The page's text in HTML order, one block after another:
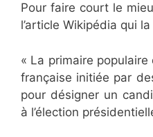
Pour faire court le
l’article Wikipédia qui
« La primaire
française initiée par
pour désigner un
à l’élection